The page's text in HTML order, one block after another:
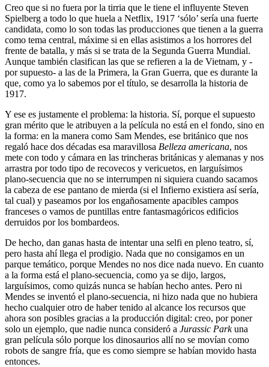
Creo que si no fuera por la tirria que le tiene el influyente Steven
Spielberg a todo lo que huela a Netflix, 1917 ‘sólo’ sería una fuerte
candidata, como lo son todas las producciones que tienen a la guerra
como tema central, máxime si en ellas asistimos a los horrores del
frente de batalla, y más si se trata de la Segunda Guerra Mundial.
Aunque también clasifican las que se refieren a la de Vietnam, y -
por supuesto- a las de la Primera, la Gran Guerra, que es durante la
que, como ya lo sabemos por el título, se desarrolla la historia de
1917.
Y ese es justamente el problema: la historia. Sí, porque el supuesto
gran mérito que le atribuyen a la película no está en el fondo, sino en
la forma: en la manera como Sam Mendes, ese británico que nos
regaló hace dos décadas esa maravillosa Belleza americana, nos
mete con todo y cámara en las trincheras británicas y alemanas y nos
arrastra por todo tipo de recovecos y vericuetos, en larguísimos
plano-secuencia que no se interrumpen ni siquiera cuando sacamos
la cabeza de ese pantano de mierda (si el Infierno existiera así sería,
tal cual) y paseamos por los engañosamente apacibles campos
franceses o vamos de puntillas entre fantasmagóricos edificios
derruidos por los bombardeos.
De hecho, dan ganas hasta de intentar una selfi en pleno teatro, sí,
pero hasta ahí llega el prodigio. Nada que no consigamos en un
parque temático, porque Mendes no nos dice nada nuevo. En cuanto
a la forma está el plano-secuencia, como ya se dijo, largos,
larguísimos, como quizás nunca se habían hecho antes. Pero ni
Mendes se inventó el plano-secuencia, ni hizo nada que no hubiera
hecho cualquier otro de haber tenido al alcance los recursos que
ahora son posibles gracias a la producción digital: creo, por poner
solo un ejemplo, que nadie nunca consideró a Jurassic Parkuna
gran película sólo porque los dinosaurios allí no se movían como
robots de sangre fría, que es como siempre se habían movido hasta
entonces.